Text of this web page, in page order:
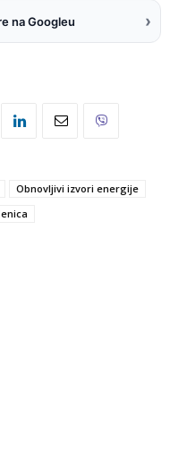
na Googleu ›
Obnovljivi izvori energije